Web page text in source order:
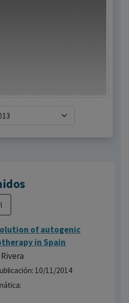
of autogenic
in Spain
10/11/2014